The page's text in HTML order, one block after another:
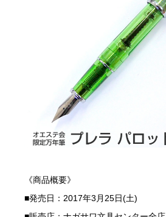
《商品概要》
■発売日：2017年3月25日(土)